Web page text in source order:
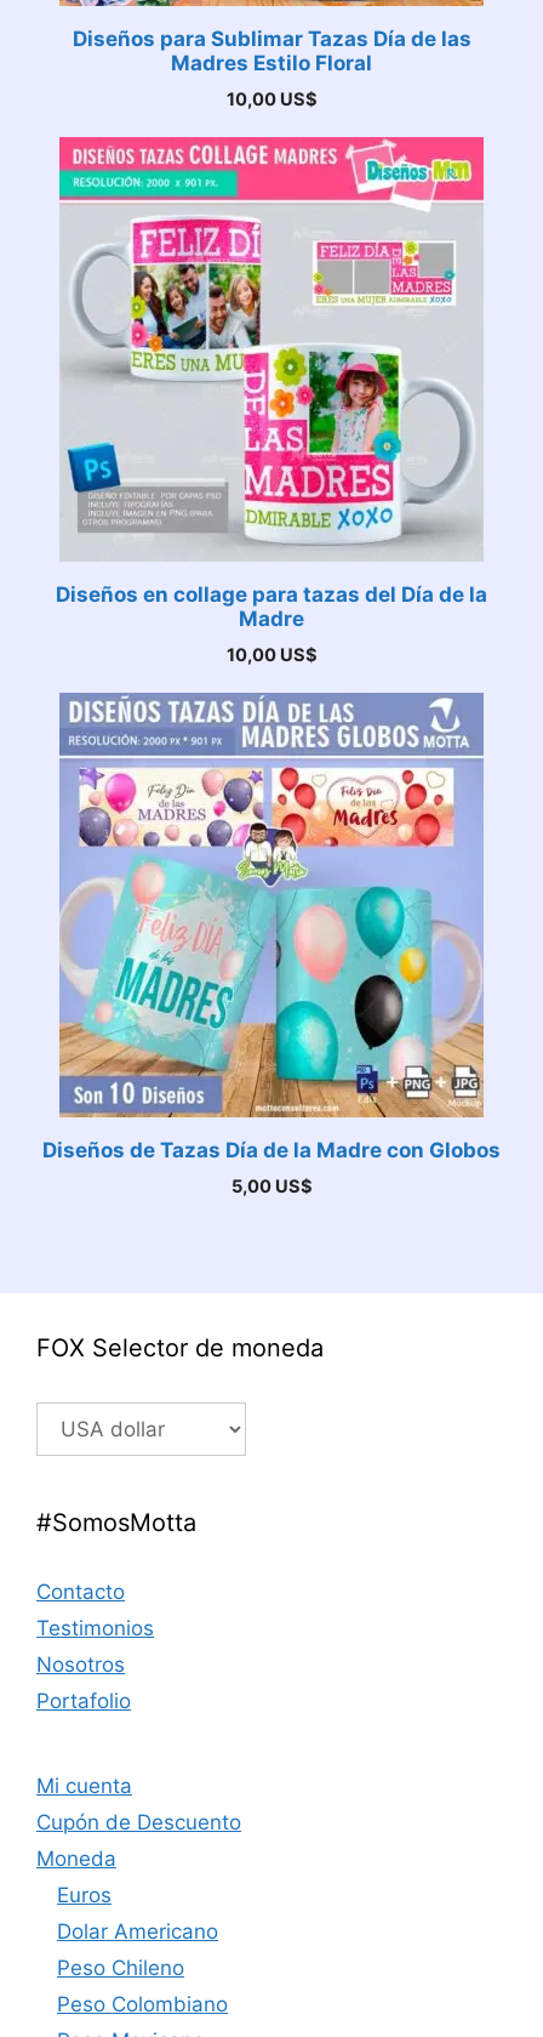
Diseños para Sublimar Tazas Día de las
Madres Estilo Floral
10,00 US$
Diseños en collage para tazas del Día de la
Madre
10,00 US$
Diseños de Tazas Día de la Madre con Globos
5,00 US$
FOX Selector de moneda
#SomosMotta
Contacto
Testimonios
Nosotros
Portafolio
Mi cuenta
Cupón de Descuento
Moneda
Euros
Dolar Americano
Peso Chileno
Peso Colombiano